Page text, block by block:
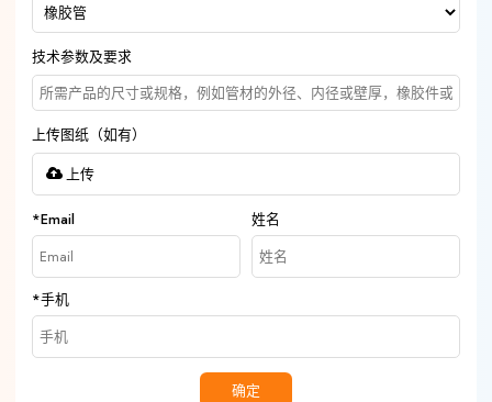
技术参数及要求
上传图纸（如有）
上传
*Email 姓名
*手机
确定